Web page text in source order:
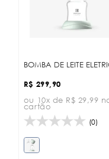
R$ 299,90
ou 10x de R$ 29,99
cartão
(0)